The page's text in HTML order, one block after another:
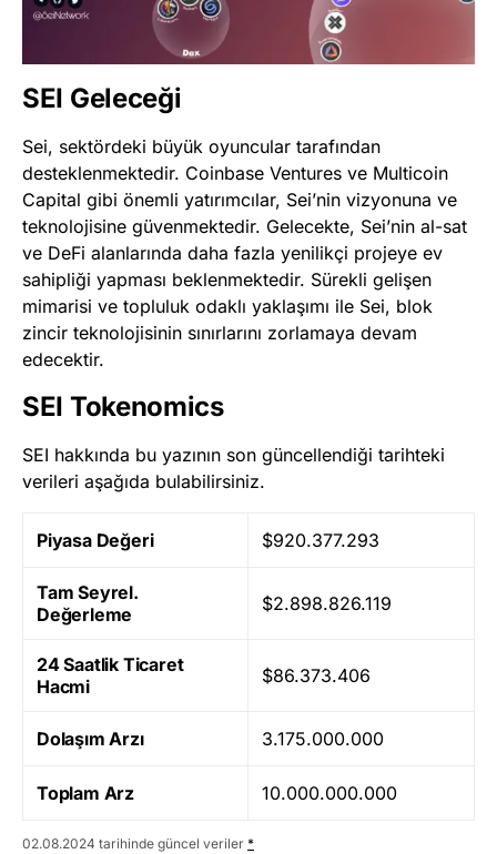
SEI Geleceği
Sei, sektördeki büyük oyuncular tarafından
desteklenmektedir. Coinbase Ventures ve Multicoin
Capital gibi önemli yatırımcılar, Sei’nin vizyonuna ve
teknolojisine güvenmektedir. Gelecekte, Sei’nin al-sat
ve DeFi alanlarında daha fazla yenilikçi projeye ev
sahipliği yapması beklenmektedir. Sürekli gelişen
mimarisi ve topluluk odaklı yaklaşımı ile Sei, blok
zincir teknolojisinin sınırlarını zorlamaya devam
edecektir​​.
SEI Tokenomics
SEI hakkında bu yazının son güncellendiği tarihteki
verileri aşağıda bulabilirsiniz.
Piyasa Değeri $920.377.293
Tam Seyrel.
Değerleme
$2.898.826.119
24 Saatlik Ticaret
Hacmi
$86.373.406
Dolaşım Arzı 3.175.000.000
Toplam Arz 10.000.000.000
02.08.2024 tarihinde güncel veriler *